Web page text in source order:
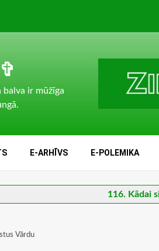
balva ir mūžīga
E-ARHĪVS E-POLEMIKA
116. Kādai
Vārdu